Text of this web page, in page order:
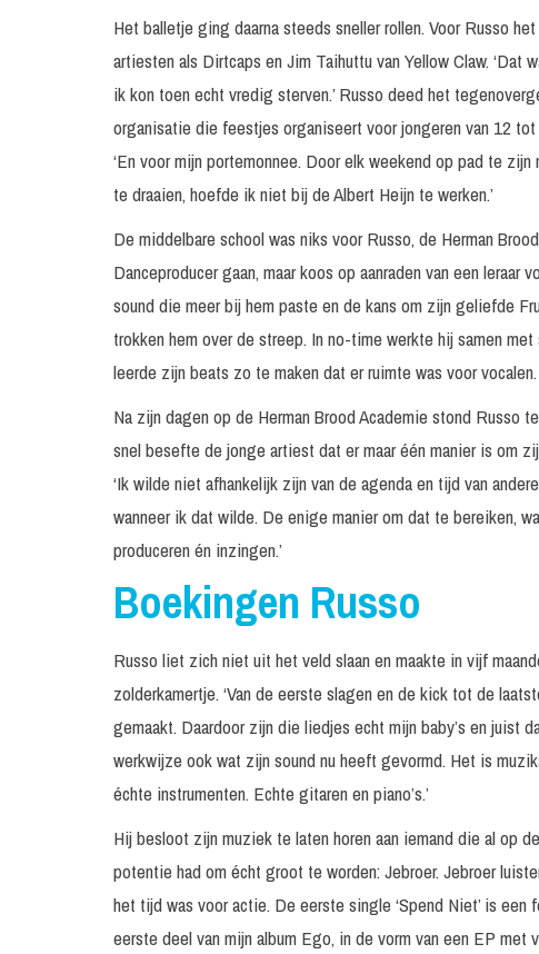
Het balletje ging daarna steeds sneller rollen. Voor Russo
artiesten als Dirtcaps en Jim Taihuttu van Yellow Claw. ‘Dat
ik kon toen echt vredig sterven.’ Russo deed het
organisatie die feestjes organiseert voor jongeren van 12
‘En voor mijn portemonnee. Door elk weekend op pad te
te draaien, hoefde ik niet bij de Albert Heijn te werken.’
De middelbare school was niks voor Russo, de Herman
Danceproducer gaan, maar koos op aanraden van een
sound die meer bij hem paste en de kans om zijn geliefde
trokken hem over de streep. In no-time werkte hij samen
leerde zijn beats zo te maken dat er ruimte was voor vocalen.
Na zijn dagen op de Herman Brood Academie stond Russo
snel besefte de jonge artiest dat er maar één manier is om
‘Ik wilde niet afhankelijk zijn van de agenda en tijd van
wanneer ik dat wilde. De enige manier om dat te bereiken,
produceren én inzingen.’
Boekingen Russo
Russo liet zich niet uit het veld slaan en maakte in vijf
zolderkamertje. ‘Van de eerste slagen en de kick tot de
gemaakt. Daardoor zijn die liedjes echt mijn baby’s en juist
werkwijze ook wat zijn sound nu heeft gevormd. Het is
échte instrumenten. Echte gitaren en piano’s.’
Hij besloot zijn muziek te laten horen aan iemand die al op
potentie had om écht groot te worden: Jebroer. Jebroer
het tijd was voor actie. De eerste single ‘Spend Niet’ is
eerste deel van mijn album Ego, in de vorm van een EP